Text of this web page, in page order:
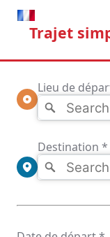
d’affaires, des
aéroportuaires,
solution adaptée
une expérience de
L’entreprise
personnalisée.
attention
répondre aux
véhicules
Fabas assure un
est disponible 24/